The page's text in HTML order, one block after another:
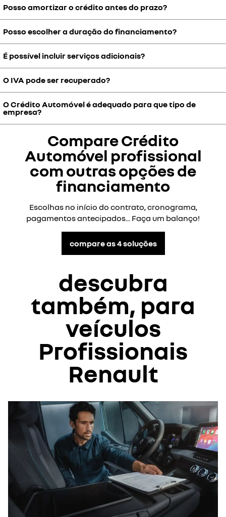
A empresa é proprietária desde o início do contrato, reforçando o
património empresarial.
Posso amortizar o crédito antes do prazo?
Sim. Pode liquidar o crédito de forma total ou parcial a qualquer
momento.
Posso escolher a duração do financiamento?
Sim. Pode definir o prazo do crédito para ajustar as mensalidades
ao orçamento da empresa.
É possível incluir serviços adicionais?
Sim. Opcionalmente, pode incluir manutenção, assitência ou
seguros, criando uma solução mais completa.
O IVA pode ser recuperado?
As empresas podem recuperar o IVA consoante a motorização do
veículo de acordo com a fiscalidade em vigor.
O Crédito Automóvel é adequado para que tipo de
empresa?
Para empresas que valorizam propriedade imediata, controlo
total sobre o ativo e uma solução financeira simples e previsível.
Compare Crédito
Automóvel profissional
com outras opções de
financiamento
Escolhas no início do contrato, cronograma,
pagamentos antecipados... Faça um balanço!
compare as 4 soluções
descubra
também, para
veículos
Profissionais
Renault